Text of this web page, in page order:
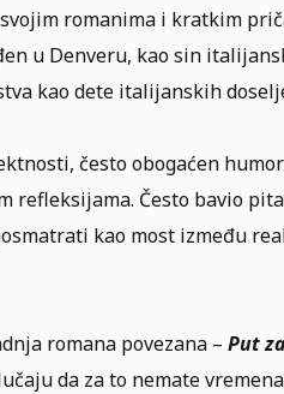
romanima i kratkim
u Denveru, kao sin
kao dete italijanskih
često obogaćen
refleksijama. Često bavio
kao most između
romana povezana – Put
da za to nemate